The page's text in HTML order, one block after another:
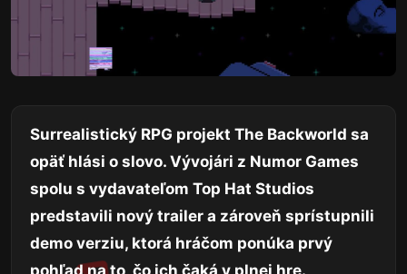
Surrealistický RPG projekt The Backworld sa
opäť hlási o slovo. Vývojári z Numor Games
spolu s vydavateľom Top Hat Studios
predstavili nový trailer a zároveň sprístupnili
demo verziu, ktorá hráčom ponúka prvý
pohľad na to, čo ich čaká v plnej hre.